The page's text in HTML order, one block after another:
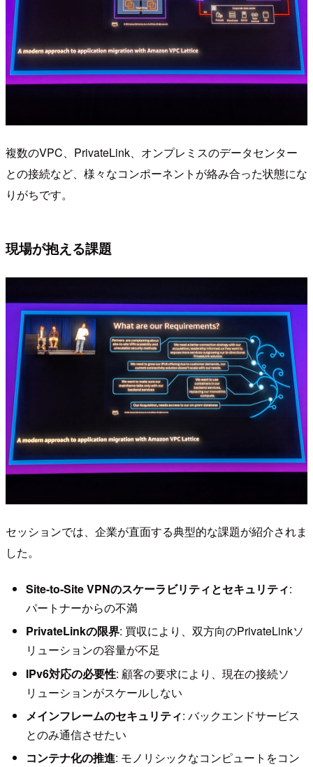
複数のVPC、PrivateLink、オンプレミスのデータセンター
との接続など、様々なコンポーネントが絡み合った状態にな
りがちです。
現場が抱える課題
セッションでは、企業が直面する典型的な課題が紹介されま
した。
Site-to-Site VPNのスケーラビリティとセキュリティ:
パートナーからの不満
PrivateLinkの限界: 買収により、双方向のPrivateLinkソ
リューションの容量が不足
IPv6対応の必要性: 顧客の要求により、現在の接続ソ
リューションがスケールしない
メインフレームのセキュリティ: バックエンドサービス
とのみ通信させたい
コンテナ化の推進: モノリシックなコンピュートをコン